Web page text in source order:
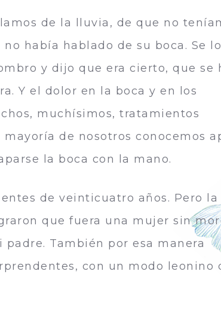
de la lluvia, de que no
había hablado de su boca. Se lo
y dijo que era cierto, que se
Y el dolor en la boca y en los
muchísimos, tratamientos
de nosotros conocemos
la boca con la mano.
de veinticuatro años. Pero la
que fuera una mujer sin
También por esa manera
con un modo leonino